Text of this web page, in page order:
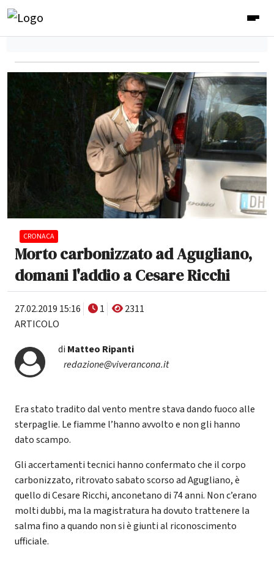
CRONACA
Morto carbonizzato ad Agugliano,
domani l'addio a Cesare Ricchi
27.02.2019 15:16 1
2311
ARTICOLO
di Matteo Ripanti
redazione@viverancona.it
Era stato tradito dal vento mentre stava dando fuoco alle
sterpaglie. Le fiamme l’hanno avvolto e non gli hanno
dato scampo.
Gli accertamenti tecnici hanno confermato che il corpo
carbonizzato, ritrovato sabato scorso ad Agugliano, è
quello di Cesare Ricchi, anconetano di 74 anni. Non c’erano
molti dubbi, ma la magistratura ha dovuto trattenere la
salma fino a quando non si è giunti al riconoscimento
ufficiale.